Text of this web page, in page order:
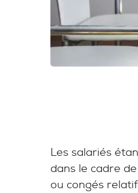
Les salariés
dans le cadre
ou congés